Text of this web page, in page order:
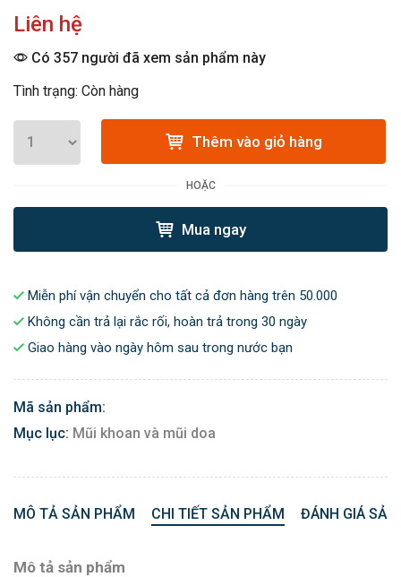
Liên hệ
Có 357 người đã xem sản phẩm này
Tình trạng: Còn hàng
Thêm vào giỏ hàng
HOẶC
Mua ngay
Miễn phí vận chuyển cho tất cả đơn hàng trên 50.000
Không cần trả lại rắc rối, hoàn trả trong 30 ngày
Giao hàng vào ngày hôm sau trong nước bạn
Mã sản phẩm:
Mục lục: Mũi khoan và mũi doa
MÔ TẢ SẢN PHẨM CHI TIẾT SẢN PHẨM ĐÁNH GIÁ
Mô tả sản phẩm